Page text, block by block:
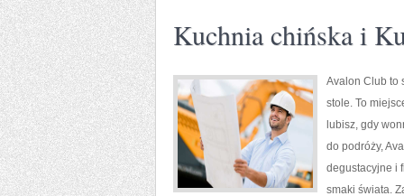
Kuchnia chińska i
Avalon Club to
stole. To
lubisz, gdy
do podróży,
degustacyjne i
smaki świata.